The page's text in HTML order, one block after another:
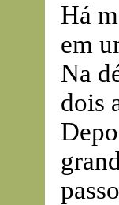
Há
em
Na
dois